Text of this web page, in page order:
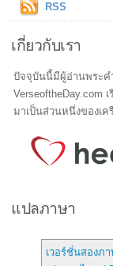
RSS
เกี่ยวกับเรา
ปัจจุบันนี้มีผู้อ่านพระค
VerseoftheDay.com
มาเป็นส่วนหนึ่งของเ
แปลภาษา
เวอร์ชั่นสองภา